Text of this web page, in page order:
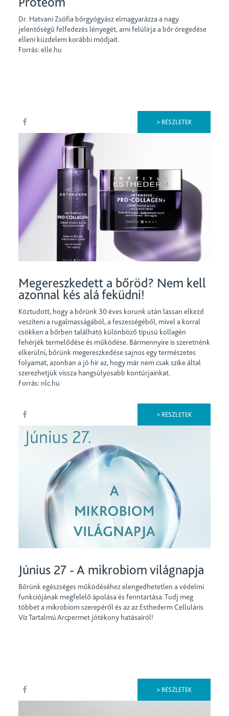
Dr. Hatvani Zsófia bőrgyógyász elmagyarázza a nagy
jelentőségű felfedezés lényegét, ami felülírja a bőr öregedése
elleni küzdelem korábbi módjait.
Forrás: elle.hu
> RÉSZLETEK
Megereszkedett a bőröd? Nem kell
azonnal kés alá feküdni!
Köztudott, hogy a bőrünk 30 éves korunk után lassan elkezd
veszíteni a rugalmasságából, a feszességéből, mivel a korral
csökken a bőrben található különböző típusú kollagén
fehérjék termelődése és működése. Bármennyire is szeretnénk
elkerülni, bőrünk megereszkedése sajnos egy természetes
folyamat, azonban a jó hír az, hogy már nem csak szike által
szerezhetjük vissza hangsúlyosabb kontúrjainkat.
Forrás: nlc.hu
> RÉSZLETEK
Június 27 - A mikrobiom világnapja
Bőrünk egészséges működéséhez elengedhetetlen a védelmi
funkciójának megfelelő ápolása és fenntartása. Tudj meg
többet a mikrobiom szerepéről és az az Esthederm Celluláris
Víz Tartalmú Arcpermet jótékony hatásairól!
> RÉSZLETEK